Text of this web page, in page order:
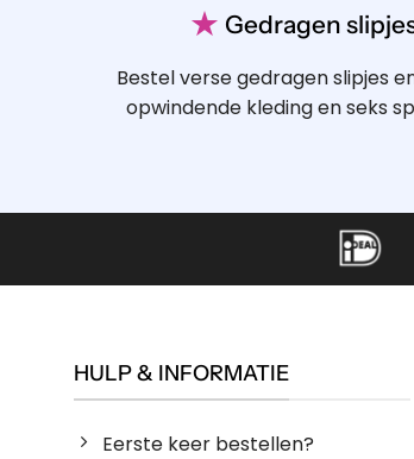
★ Gedragen
Bestel verse gedragen slipjes
opwindende kleding en seks
HULP & INFORMATIE
Eerste keer bestellen?